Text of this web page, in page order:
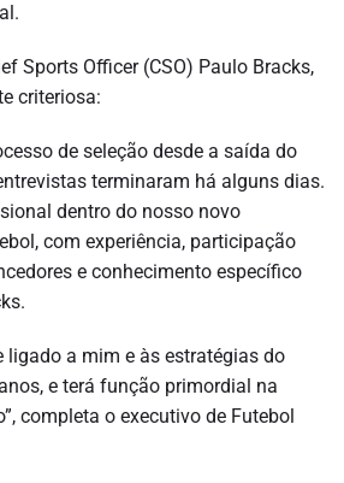
Sports Officer (CSO) Paulo Bracks,
criteriosa:
de seleção desde a saída do
terminaram há alguns dias.
dentro do nosso novo
com experiência, participação
e conhecimento específico
ligado a mim e às estratégias do
e terá função primordial na
completa o executivo de Futebol